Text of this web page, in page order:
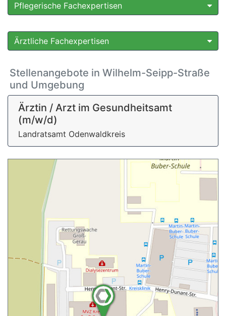
Pflegerische Fachexpertisen
Ärztliche Fachexpertisen
Stellenangebote in Wilhelm-Seipp-Straße
und Umgebung
Ärztin / Arzt im Gesundheitsamt
(m/w/d)
Landratsamt Odenwaldkreis